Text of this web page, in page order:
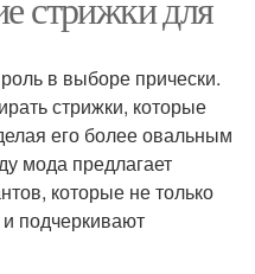
в выборе прически.
стрижки, которые
его более овальным
мода предлагает
которые не только
подчеркивают